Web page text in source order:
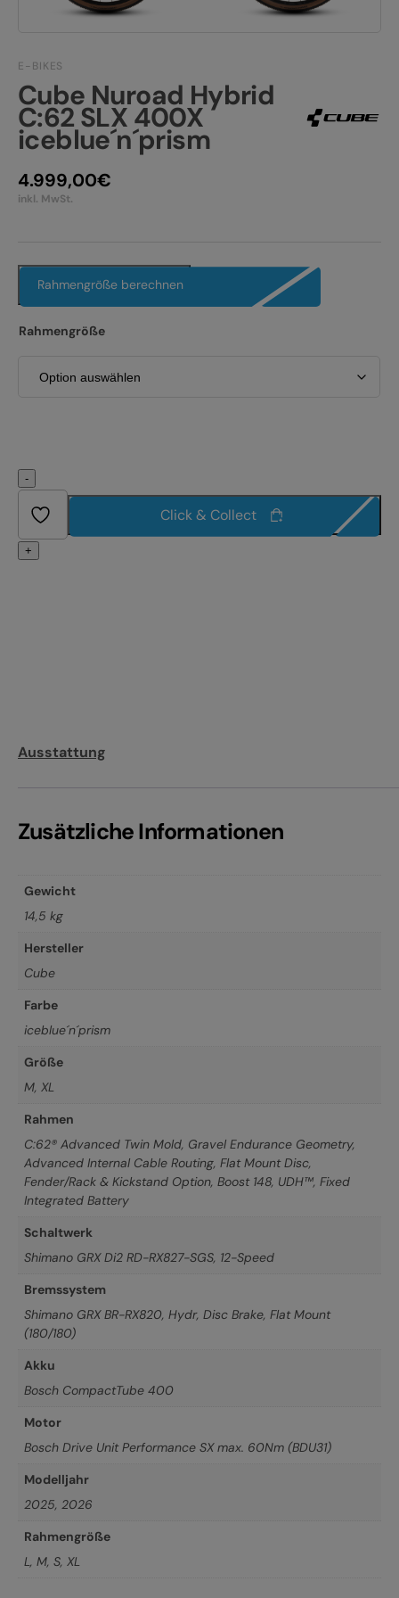
Alle entdecken
E-BIKE FULLY
E-BIKE HARDTAIL
E-BIKE TOUR
Alle entdecken
PRODUKTRÜCKRUFE
E-BIKES
Cube Nuroad Hybrid
C:62 SLX 400X
iceblue´n´prism
4.999,00€
inkl. MwSt.
Rahmengröße berechnen
Rahmengröße
-
+
Click & Collect
Ausstattung
Zusätzliche Informationen
Gewicht
14,5 kg
Hersteller
Cube
Farbe
iceblue´n´prism
Größe
M, XL
Rahmen
C:62® Advanced Twin Mold, Gravel Endurance Geometry,
Advanced Internal Cable Routing, Flat Mount Disc,
Fender/Rack & Kickstand Option, Boost 148, UDH™, Fixed
Integrated Battery
Schaltwerk
Shimano GRX Di2 RD-RX827-SGS, 12-Speed
Bremssystem
Shimano GRX BR-RX820, Hydr, Disc Brake, Flat Mount
(180/180)
Akku
Bosch CompactTube 400
Motor
Bosch Drive Unit Performance SX max. 60Nm (BDU31)
Modelljahr
2025, 2026
Rahmengröße
L, M, S, XL